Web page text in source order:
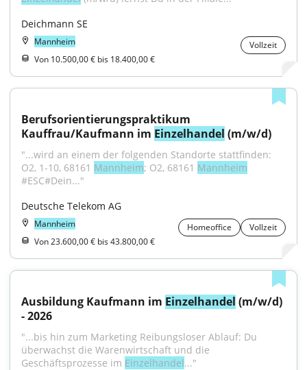
Deichmann SE
Mannheim
Vollzeit
Von 10.500,00 € bis 18.400,00 €
Berufsorientierungspraktikum
Kauffrau/Kaufmann im Einzelhandel (m/w/d)
"...wird an einem der folgenden Standorte stattfinden:
O2, 1-10, 68161 Mannheim; O2, 68161 Mannheim
#ESC#Dein..."
Deutsche Telekom AG
Mannheim Homeoffice
Vollzeit
Von 23.600,00 € bis 43.800,00 €
Ausbildung Kaufmann im Einzelhandel (m/w/d)
- 2026
"...bis hin zum Marketing Reibungsloser Ablauf: Du
überwachst die Warenwirtschaft und die
Geschäftsprozesse im Einzelhandel..."